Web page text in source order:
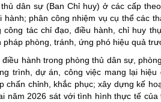
dân sự (Ban Chỉ huy) ở các cấp
phân công nhiệm vụ cụ thể các
tác chỉ đạo, điều hành, chỉ huy
phòng, tránh, ứng phó hiệu quả
hành trong phòng thủ dân sự,
trình, dự án, công việc mang lại
chấn chỉnh, khắc phục; xây dựng kế
năm 2026 sát với tình hình thực tế